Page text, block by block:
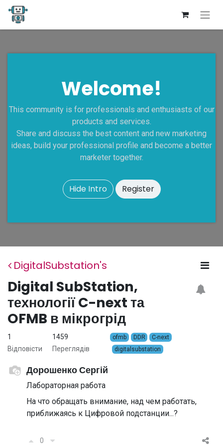
Welcome!
This community is for professionals and enthusiasts of our
products and services.
Share and discuss the best content and new marketing
ideas, build your professional profile and become a better
marketer together.
Hide Intro Register
DigitalSubstation's
Digital SubStation,
технології C-next та
OFMB в мікрогрід
1
Відповісти
1459
Переглядів
ofmb DDR
C-next
digitalsubstation
Дорошенко Сергій
Лабораторная работа
На что обращать внимание, над чем работать,
приближаясь к Цифровой подстанции...?
0